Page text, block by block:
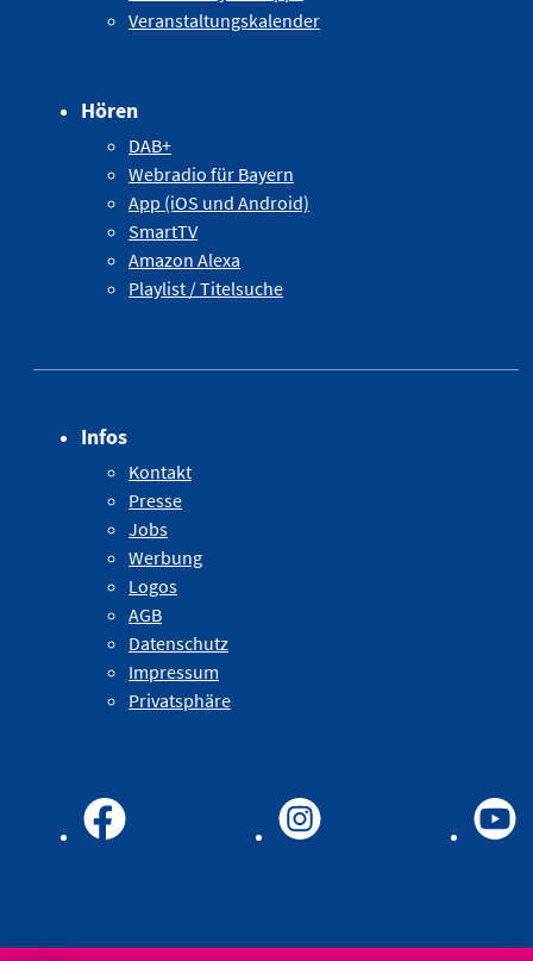
Veranstaltungskalender
Hören
DAB+
Webradio für Bayern
App (iOS und Android)
SmartTV
Amazon Alexa
Playlist / Titelsuche
Infos
Kontakt
Presse
Jobs
Werbung
Logos
AGB
Datenschutz
Impressum
Privatsphäre